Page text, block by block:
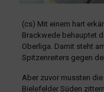
(cs) Mit einem hart
Brackwede behauptet
Oberliga. Damit steht
Spitzenreiters gegen
Aber zuvor mussten
Bielefelder Süden